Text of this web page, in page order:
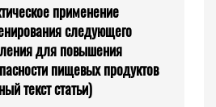
применение
следующего
для повышения
пищевых продуктов
текст статьи)